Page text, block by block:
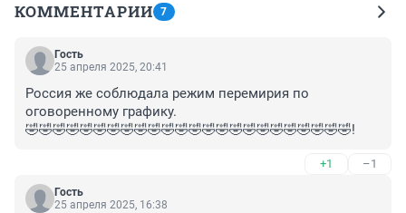
КОММЕНТАРИИ 7
Гость
25 апреля 2025, 20:41
Россия же соблюдала режим перемирия по
оговоренному графику.
🤣🤣🤣🤣🤣🤣🤣🤣🤣🤣🤣🤣🤣🤣🤣🤣🤣🤣🤣🤣🤣🤣🤣🤣!
+1 –1
Гость
25 апреля 2025, 16:38